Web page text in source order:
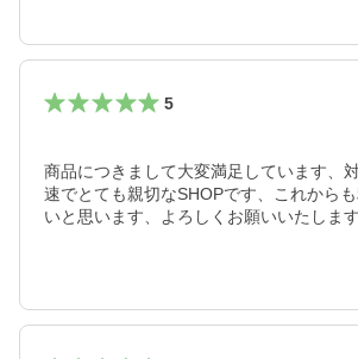
5
商品につきまして大変満足しています、
速でとても親切なSHOPです、これから
いと思います、よろしくお願いいたします